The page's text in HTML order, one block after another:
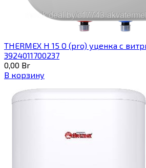
THERMEX H 15 O (pro) уценка с
3924011700237
0,00 Br
В корзину